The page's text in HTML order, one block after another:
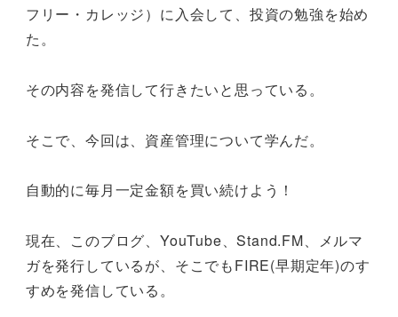
フリー・カレッジ）に入会して、投資の勉強を始め
た。
その内容を発信して行きたいと思っている。
そこで、今回は、資産管理について学んだ。
自動的に毎月一定金額を買い続けよう！
現在、このブログ、YouTube、Stand.FM、メルマ
ガを発行しているが、そこでもFIRE(早期定年)のす
すめを発信している。